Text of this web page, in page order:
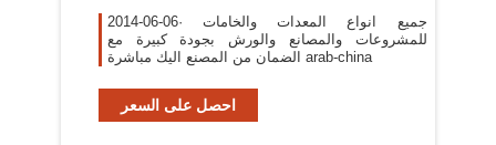
2014-06-06· جميع انواع المعدات والخامات
للمشروعات والمصانع والورش بجودة كبيرة مع
الضمان من المصنع اليك مباشرة arab-china
احصل على السعر